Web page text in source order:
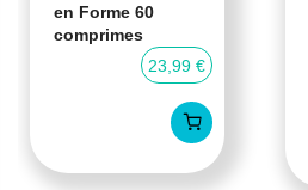
en Forme 60
comprimes
23,99 €